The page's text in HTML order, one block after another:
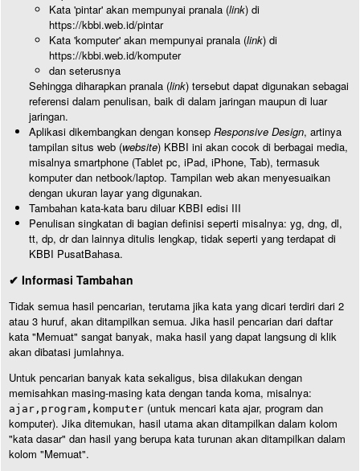
Kata 'pintar' akan mempunyai pranala (link) di
https://kbbi.web.id/pintar
Kata 'komputer' akan mempunyai pranala (link) di
https://kbbi.web.id/komputer
dan seterusnya
Sehingga diharapkan pranala (link) tersebut dapat digunakan sebagai
referensi dalam penulisan, baik di dalam jaringan maupun di luar
jaringan.
Aplikasi dikembangkan dengan konsep Responsive Design, artinya
tampilan situs web (website) KBBI ini akan cocok di berbagai media,
misalnya smartphone (Tablet pc, iPad, iPhone, Tab), termasuk
komputer dan netbook/laptop. Tampilan web akan menyesuaikan
dengan ukuran layar yang digunakan.
Tambahan kata-kata baru diluar KBBI edisi III
Penulisan singkatan di bagian definisi seperti misalnya: yg, dng, dl,
tt, dp, dr dan lainnya ditulis lengkap, tidak seperti yang terdapat di
KBBI PusatBahasa.
✔ Informasi Tambahan
Tidak semua hasil pencarian, terutama jika kata yang dicari terdiri dari 2
atau 3 huruf, akan ditampilkan semua. Jika hasil pencarian dari daftar
kata "Memuat" sangat banyak, maka hasil yang dapat langsung di klik
akan dibatasi jumlahnya.
Untuk pencarian banyak kata sekaligus, bisa dilakukan dengan
memisahkan masing-masing kata dengan tanda koma, misalnya:
ajar,program,komputer (untuk mencari kata ajar, program dan
komputer). Jika ditemukan, hasil utama akan ditampilkan dalam kolom
"kata dasar" dan hasil yang berupa kata turunan akan ditampilkan dalam
kolom "Memuat".